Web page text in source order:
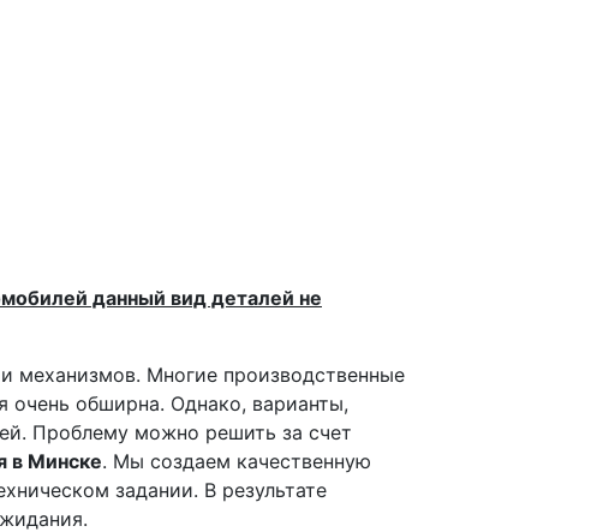
данный вид деталей не
механизмов. Многие производственные
очень обширна. Однако, варианты,
Проблему можно решить за счет
в Минске. Мы создаем качественную
задании. В результате